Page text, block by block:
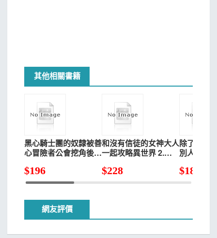
其他相關書籍
黑心騎士團的奴隸被善
心冒險者公會挖角後升
$196
和沒有信徒的女神大人
一起攻略異世界 2.天
$228
除了我之
別人上演
$180
網友評價